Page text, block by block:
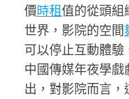
價時租值的從頭組
世界，影院的空間
可以停止互動體驗
中國傳媒年夜學
出，對影院而言